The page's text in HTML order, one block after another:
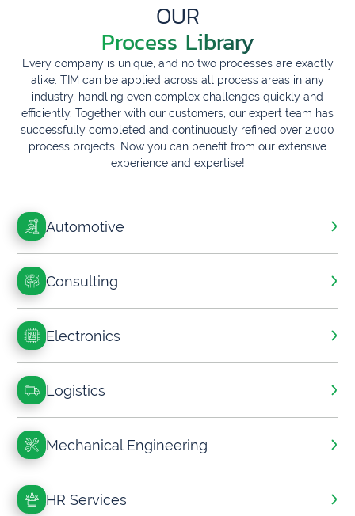
OUR
Process Library
Every company is unique, and no two processes are exactly
alike. TIM can be applied across all process areas in any
industry, handling even complex challenges quickly and
efficiently. Together with our customers, our expert team has
successfully completed and continuously refined over 2.000
process projects. Now you can benefit from our extensive
experience and expertise!
Automotive
Consulting
Electronics
Logistics
Mechanical Engineering
HR Services